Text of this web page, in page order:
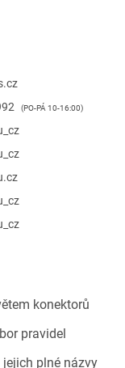
konektorů
pravidel
plné názvy